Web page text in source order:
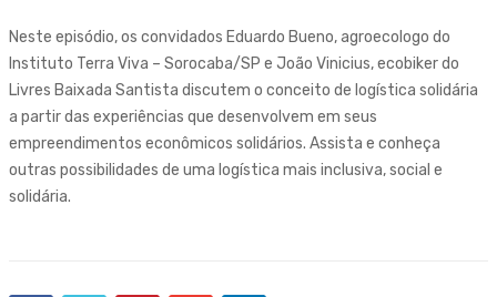
Neste episódio, os convidados Eduardo Bueno, agroecologo do
Instituto Terra Viva – Sorocaba/SP e João Vinicius, ecobiker do
Livres Baixada Santista discutem o conceito de logística solidária
a partir das experiências que desenvolvem em seus
empreendimentos econômicos solidários. Assista e conheça
outras possibilidades de uma logística mais inclusiva, social e
solidária.